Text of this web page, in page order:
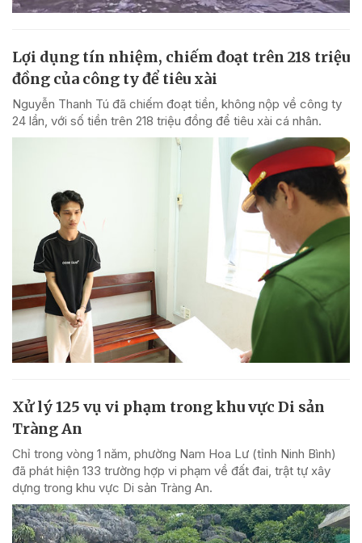
Lợi dụng tín nhiệm, chiếm đoạt trên 218 triệu
đồng của công ty để tiêu xài
Nguyễn Thanh Tú đã chiếm đoạt tiền, không nộp về công ty
24 lần, với số tiền trên 218 triệu đồng để tiêu xài cá nhân.
Xử lý 125 vụ vi phạm trong khu vực Di sản
Tràng An
Chỉ trong vòng 1 năm, phường Nam Hoa Lư (tỉnh Ninh Bình)
đã phát hiện 133 trường hợp vi phạm về đất đai, trật tự xây
dựng trong khu vực Di sản Tràng An.